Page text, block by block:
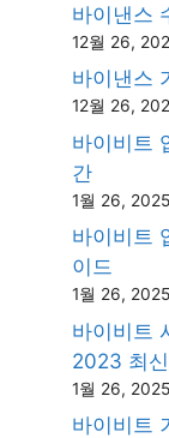
바이낸스
12월 26,
바이낸스
12월 26,
바이비트
간
1월 26, 2025
바이비트
이드
1월 26, 2025
바이비트
2023 최
1월 26, 2025
바이비트